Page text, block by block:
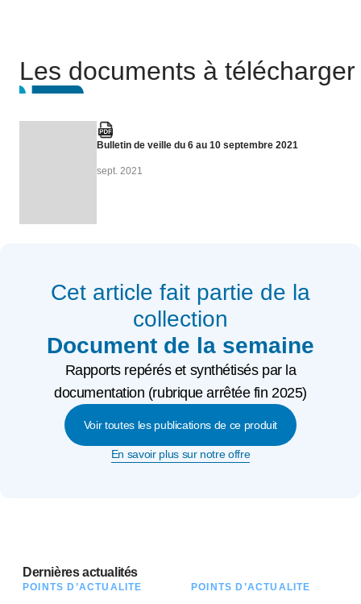
Les documents à télécharger
Bulletin de veille du 6 au 10 septembre 2021
sept. 2021
Cet article fait partie de la
collection
Document de la semaine
Rapports repérés et synthétisés par la
documentation (rubrique arrêtée fin 2025)
Voir toutes les publications de ce produit
En savoir plus sur notre offre
Dernières actualités
POINTS D’ACTUALITÉ POINTS D’ACTUALITÉ